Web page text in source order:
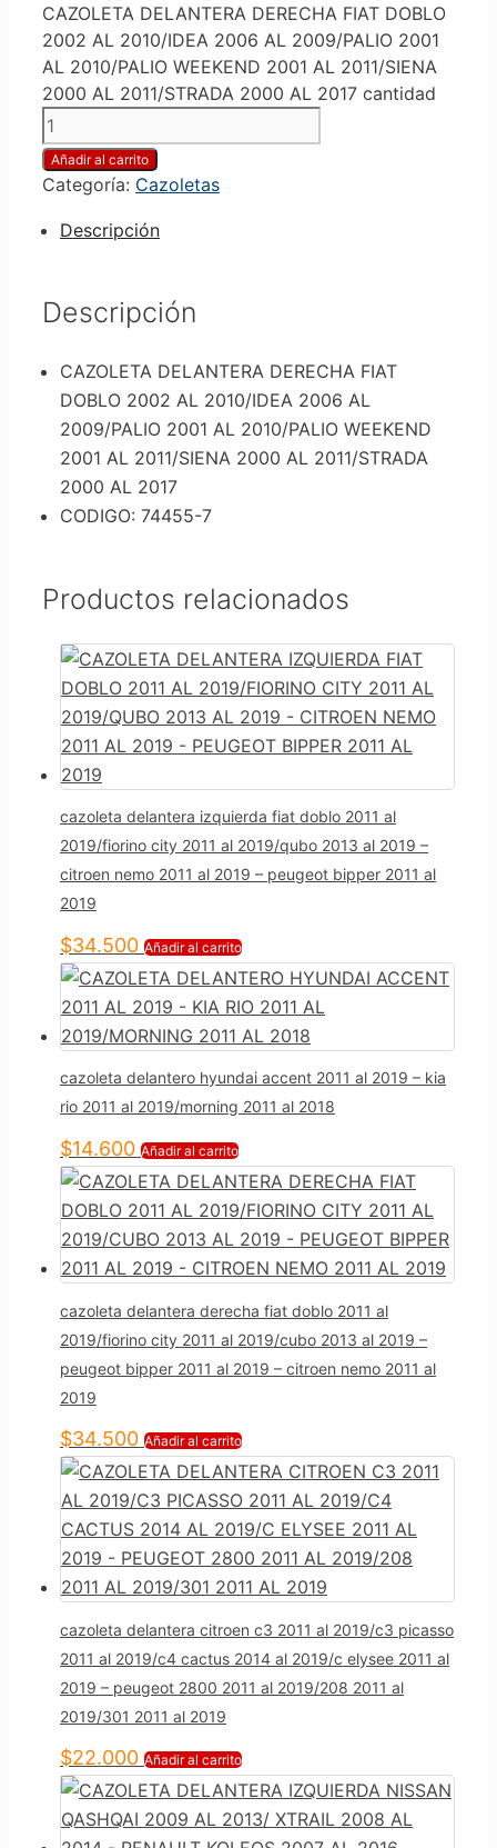
CAZOLETA DELANTERA DERECHA FIAT DOBLO
2002 AL 2010/IDEA 2006 AL 2009/PALIO 2001
AL 2010/PALIO WEEKEND 2001 AL 2011/SIENA
2000 AL 2011/STRADA 2000 AL 2017 cantidad
Añadir al carrito
Categoría: Cazoletas
Descripción
Descripción
CAZOLETA DELANTERA DERECHA FIAT
DOBLO 2002 AL 2010/IDEA 2006 AL
2009/PALIO 2001 AL 2010/PALIO WEEKEND
2001 AL 2011/SIENA 2000 AL 2011/STRADA
2000 AL 2017
CODIGO: 74455-7
Productos relacionados
cazoleta delantera izquierda fiat doblo 2011 al
2019/fiorino city 2011 al 2019/qubo 2013 al 2019 –
citroen nemo 2011 al 2019 – peugeot bipper 2011 al
2019
$34.500 Añadir al carrito
cazoleta delantero hyundai accent 2011 al 2019 – kia
rio 2011 al 2019/morning 2011 al 2018
$14.600 Añadir al carrito
cazoleta delantera derecha fiat doblo 2011 al
2019/fiorino city 2011 al 2019/cubo 2013 al 2019 –
peugeot bipper 2011 al 2019 – citroen nemo 2011 al
2019
$34.500 Añadir al carrito
cazoleta delantera citroen c3 2011 al 2019/c3 picasso
2011 al 2019/c4 cactus 2014 al 2019/c elysee 2011 al
2019 – peugeot 2800 2011 al 2019/208 2011 al
2019/301 2011 al 2019
$22.000 Añadir al carrito